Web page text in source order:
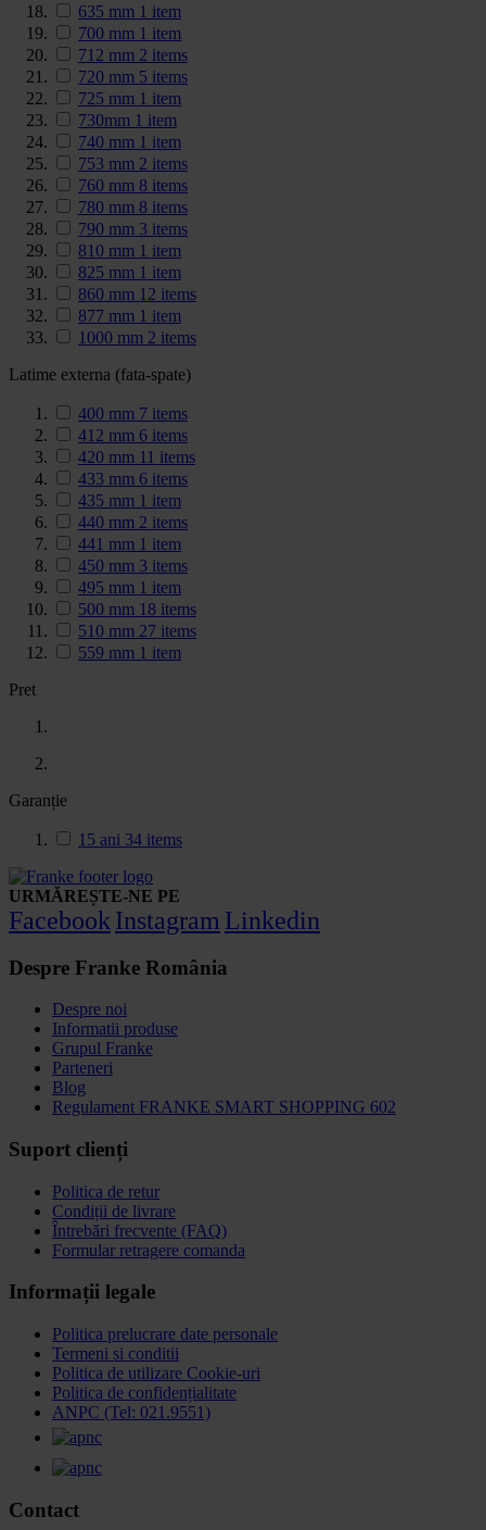
635 mm 1 item
700 mm 1 item
712 mm 2 items
720 mm 5 items
725 mm 1 item
730mm 1 item
740 mm 1 item
753 mm 2 items
760 mm 8 items
780 mm 8 items
790 mm 3 items
810 mm 1 item
825 mm 1 item
860 mm 12 items
877 mm 1 item
1000 mm 2 items
Latime externa (fata-spate)
400 mm 7 items
412 mm 6 items
420 mm 11 items
433 mm 6 items
435 mm 1 item
440 mm 2 items
441 mm 1 item
450 mm 3 items
495 mm 1 item
500 mm 18 items
510 mm 27 items
559 mm 1 item
Pret
Garanție
15 ani 34 items
URMĂREȘTE-NE PE
Facebook Instagram Linkedin
Despre Franke România
Despre noi
Informatii produse
Grupul Franke
Parteneri
Blog
Regulament FRANKE SMART SHOPPING 602
Suport clienți
Politica de retur
Condiții de livrare
Întrebări frecvente (FAQ)
Formular retragere comanda
Informații legale
Politica prelucrare date personale
Termeni si conditii
Politica de utilizare Cookie-uri
Politica de confidențialitate
ANPC (Tel: 021.9551)
Contact